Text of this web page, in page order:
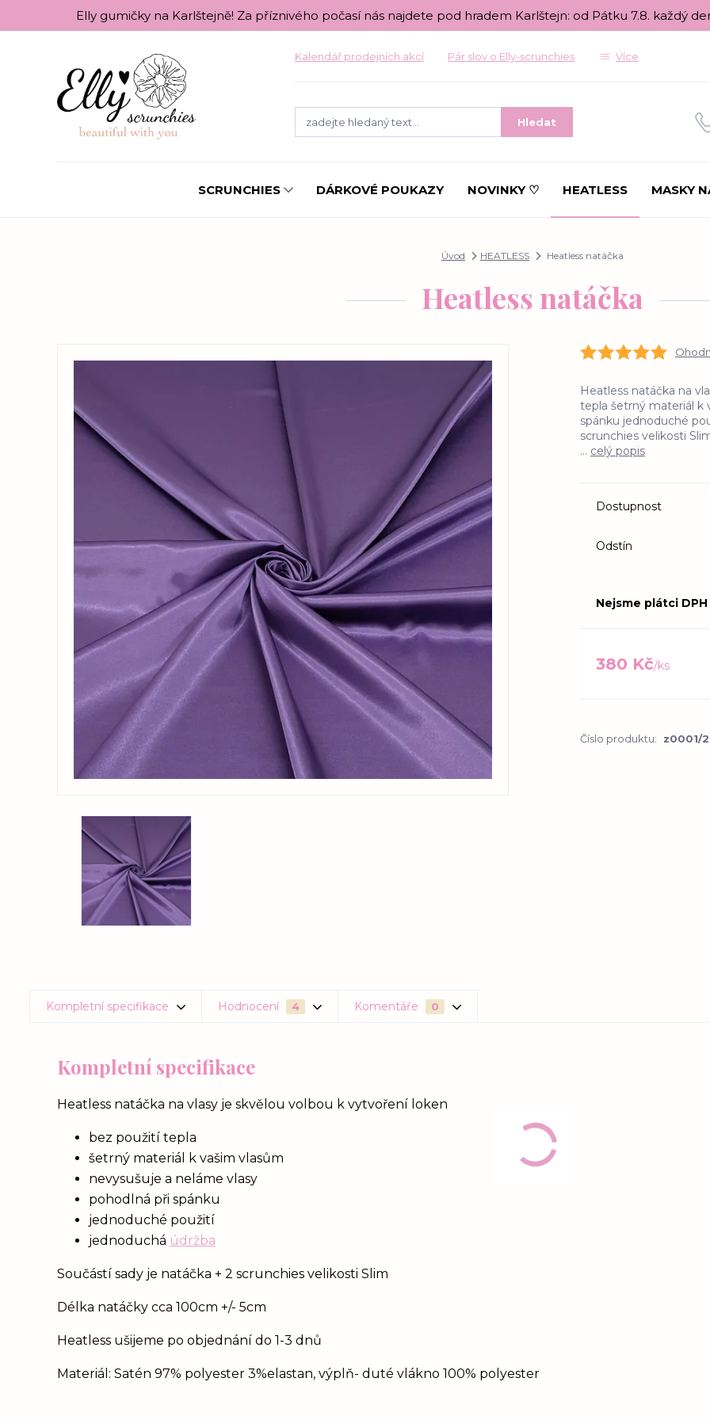
Elly gumičky na Karlštejně! Za příznivého počasí nás najdete pod hradem Karlštejn: od Pátku 7.8. každý
Kalendář prodejních akcí Pár slov o Elly-scrunchies Více
Hledat
SCRUNCHIES DÁRKOVÉ POUKAZY NOVINKY ♡ HEATLESS MASKY
Úvod HEATLESS Heatless natáčka
Heatless natáčka
Heatless natáčka na
tepla šetrný materiál k
spánku jednoduché
scrunchies velikosti
... celý popis
Dostupnost
Odstín
Nejsme plátci DPH
380 Kč/ks
Číslo produktu: z0001/
Kompletní specifikace Hodnocení 4 Komentáře 0
Kompletní specifikace
Heatless natáčka na vlasy je skvělou volbou k vytvoření loken
bez použití tepla
šetrný materiál k vašim vlasům
nevysušuje a neláme vlasy
pohodlná při spánku
jednoduché použití
jednoduchá údržba
Součástí sady je natáčka + 2 scrunchies velikosti Slim
Délka natáčky cca 100cm +/- 5cm
Heatless ušijeme po objednání do 1-3 dnů
Materiál: Satén 97% polyester 3%elastan, výplň- duté vlákno 100% polyester